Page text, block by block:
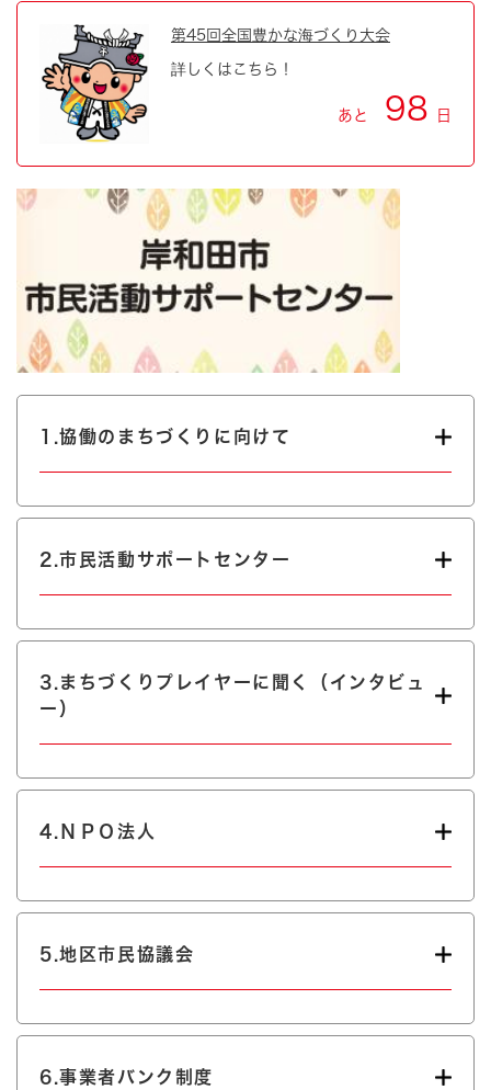
第45回全国豊かな海づくり大会
詳しくはこちら！
あと 98 日
1.協働のまちづくりに向けて
2.市民活動サポートセンター
3.まちづくりプレイヤーに聞く（インタビュ
ー）
4.ＮＰＯ法人
5.地区市民協議会
6.事業者バンク制度